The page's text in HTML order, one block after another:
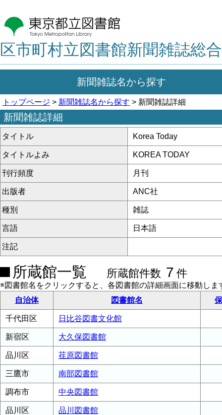
区市町村立図書館新聞雑誌総
新聞雑誌名から探す
トップページ > 新聞雑誌名から探す > 新聞雑誌詳細
新聞雑誌詳細
タイトル Korea Today
タイトルよみ KOREA TODAY
刊行頻度 月刊
出版者 ANC社
種別 雑誌
言語 日本語
注記
所蔵館一覧 所蔵館件数 7 件
※図書館名をクリックすると、各図書館の詳細画面に移動しま
自治体
図書館名
千代田区 日比谷図書文化館
新宿区 大久保図書館
品川区 荏原図書館
三鷹市 南部図書館
調布市 中央図書館
品川区 品川図書館